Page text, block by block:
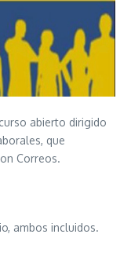
abierto dirigido
que
Correos.
ambos incluidos.